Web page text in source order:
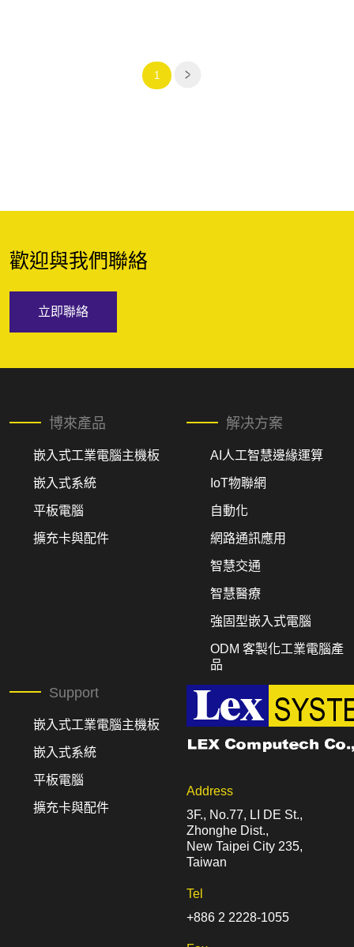
1
歡迎與我們聯絡
立即聯絡
博來產品
嵌入式工業電腦主機板
嵌入式系統
平板電腦
擴充卡與配件
解决方案
AI人工智慧邊緣運算
IoT物聯網
自動化
網路通訊應用
智慧交通
智慧醫療
強固型嵌入式電腦
ODM 客製化工業電腦產
品
Support
嵌入式工業電腦主機板
嵌入式系統
平板電腦
擴充卡與配件
Address
3F., No.77, LI DE St.,
Zhonghe Dist.,
New Taipei City 235,
Taiwan
Tel
+886 2 2228-1055